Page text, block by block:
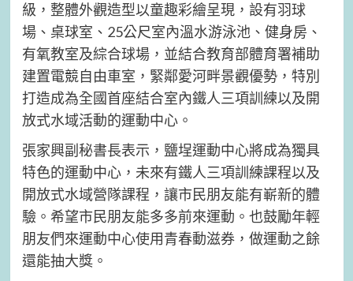
級，整體外觀造型以童趣彩繪呈現，設有羽球
場、桌球室、25公尺室內溫水游泳池、健身房、
有氧教室及綜合球場，並結合教育部體育署補助
建置電競自由車室，緊鄰愛河畔景觀優勢，特別
打造成為全國首座結合室內鐵人三項訓練以及開
放式水域活動的運動中心。
張家興副秘書長表示，鹽埕運動中心將成為獨具
特色的運動中心，未來有鐵人三項訓練課程以及
開放式水域營隊課程，讓市民朋友能有嶄新的體
驗。希望市民朋友能多多前來運動。也鼓勵年輕
朋友們來運動中心使用青春動滋券，做運動之餘
還能抽大獎。